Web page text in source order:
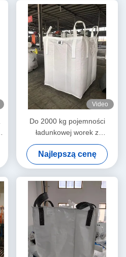
Video
Do 2000 kg pojemności
ładunkowej worek z
napędem z konstrukcją
odporną na wilgoć i kurz
Najlepszą cenę